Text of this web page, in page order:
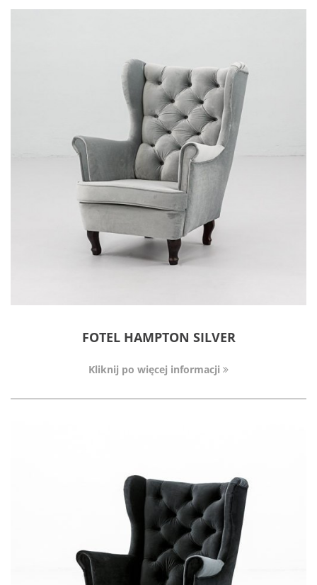
FOTEL HAMPTON SILVER
Kliknij po więcej informacji